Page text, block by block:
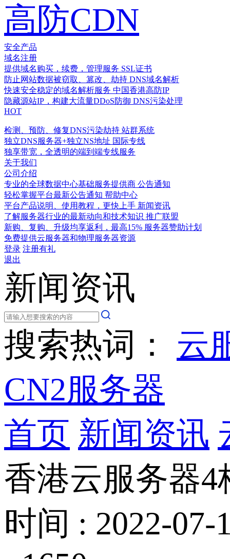
高防CDN
安全产品
域名注册
提供域名购买，续费，管理服务 SSL证书
防止网站数据被窃取、篡改、劫持 DNS域名解析
快速安全稳定的域名解析服务 中国香港高防IP
隐藏源站IP，构建大流量DDoS防御 DNS污染处理
HOT
检测、预防、修复DNS污染劫持 站群系统
独立DNS服务器+独立NS地址 国际专线
独享带宽，全透明的端到端专线服务
关于我们
公司介绍
专业的全球数据中心基础服务提供商 公告通知
轻松掌握平台最新公告通知 帮助中心
平台产品说明、使用教程，更快上手 新闻资讯
了解服务器行业的最新动向和技术知识 推广联盟
新购、复购、升级均享返利，最高15% 服务器赞助计划
免费提供云服务器和物理服务器资源
登录 注册有礼
退出
新闻资讯
搜索热词： 云
CN2服务器
首页 新闻资讯
香港云服务器4
时间 : 2022-07-